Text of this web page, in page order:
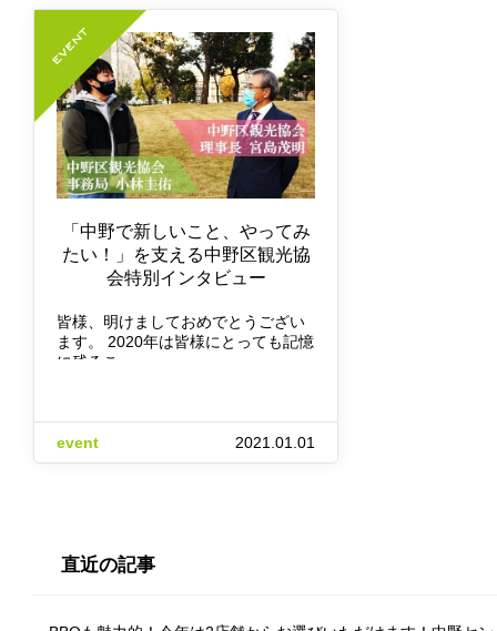
「中野で新しいこと、やってみ
たい！」を支える中野区観光協
会特別インタビュー
皆様、明けましておめでとうござい
ます。 2020年は皆様にとっても記憶
に残るこ…
event 2021.01.01
直近の記事